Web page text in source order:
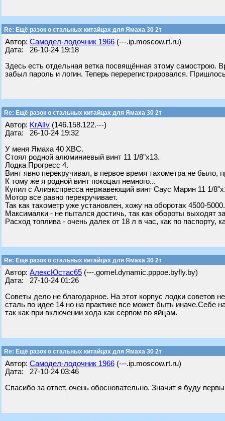
Re: Ещё разок о стальных китайцах для Ямаха 30 2т
Автор: Самодел-лодочник 1966 (---.ip.moscow.rt.ru)
Дата: 26-10-24 19:18
Здесь есть отдельная ветка посвящённая этому
забыл пароль и логин. Теперь перерегистрировался.
Re: Ещё разок о стальных китайцах для Ямаха 30 2т
Автор: KrAlIv (146.158.122.---)
Дата: 26-10-24 19:32
У меня Ямаха 40 ХВС.
Стоял родной алюминиевый винт 11 1/8"х13.
Лодка Прогресс 4.
Винт явно перекручивал, в первое время тахометра не было,
К тому же я родной винт покоцал немного...
Купил с Алиэкспресса нержавеющий винт Саус Марин 11 1/
Мотор все равно перекручивает.
Так как тахометр уже установлен, хожу на оборотах 4500-5000.
Максималки - не пытался достичь, так как обороты выходят
Расход топлива - очень далек от 18 л в час, как по паспорту,
Re: Ещё разок о стальных китайцах для Ямаха 30 2т
Автор: АлексЮстас65 (---.gomel.dynamic.pppoe.byfly.by)
Дата: 27-10-24 01:26
Советы дело не благодарное. На этот корпус лодки советов
сталь по идее 14 но на практике все может быть иначе.Себе
так как при включении хода как серпом по яйцам.
Re: Ещё разок о стальных китайцах для Ямаха 30 2т
Автор: Самодел-лодочник 1966 (---.ip.moscow.rt.ru)
Дата: 27-10-24 03:46
Спасибо за ответ, очень обосновательно. Значит я буду